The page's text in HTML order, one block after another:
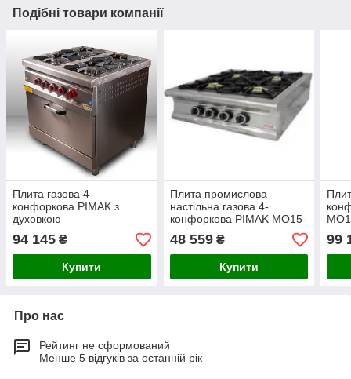
Подібні товари компанії
Плита газова 4-
конфоркова PIMAK з
духовкою
94 145 ₴
Купити
Плита промислова
настільна газова 4-
конфоркова PIMAK МО15-
4N з газовим контролером
48 559₴
Купити
99
Про нас
Рейтинг не сформований
Менше 5 відгуків за останній рік